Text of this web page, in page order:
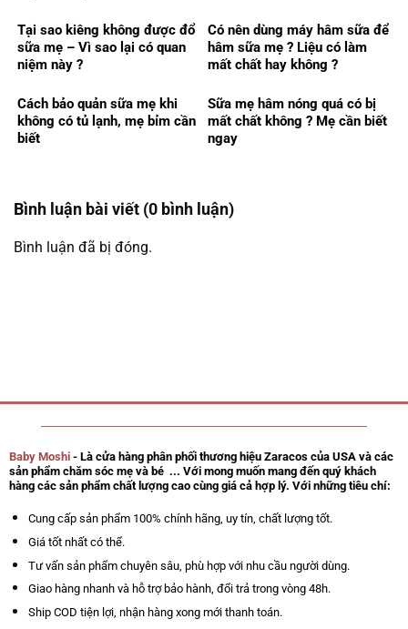
Tại sao kiêng không được đổ
sữa mẹ – Vì sao lại có quan
niệm này ?
Có nên dùng máy hâm sữa để
hâm sữa mẹ ? Liệu có làm
mất chất hay không ?
Cách bảo quản sữa mẹ khi
không có tủ lạnh, mẹ bỉm cần
biết
Sữa mẹ hâm nóng quá có bị
mất chất không ? Mẹ cần biết
ngay
Bình luận bài viết (0 bình luận)
Bình luận đã bị đóng.
Baby Moshi- Là cửa hàng phân phối thương hiệu Zaracos của USA và các
sản phẩm chăm sóc mẹ và bé ... Với mong muốn mang đến quý khách
hàng các sản phẩm chất lượng cao cùng giá cả hợp lý. Với những tiêu chí:
Cung cấp sản phẩm 100% chính hãng, uy tín, chất lượng tốt.
Giá tốt nhất có thể.
Tư vấn sản phẩm chuyên sâu, phù hợp với nhu cầu người dùng.
Giao hàng nhanh và hỗ trợ bảo hành, đổi trả trong vòng 48h.
Ship COD tiện lợi, nhận hàng xong mới thanh toán.